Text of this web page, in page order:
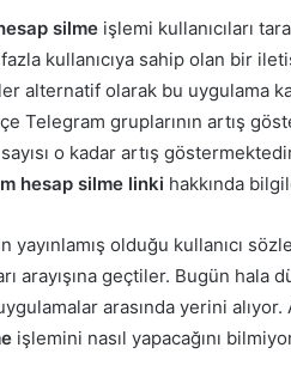
silme işlemi kullanıcıları
kullanıcıya sahip olan bir
alternatif olarak bu uygulama
Telegram gruplarının artış
o kadar artış
hesap silme linki hakkında
yayınlamış olduğu kullanıcı
arayışına geçtiler. Bugün hala
arasında yerini
işlemini nasıl yapacağını